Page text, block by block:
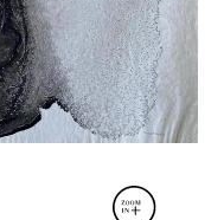
– 1940-1960
– 1960-1968
– 1968-1972
– 1970-1975
– 1975-1996